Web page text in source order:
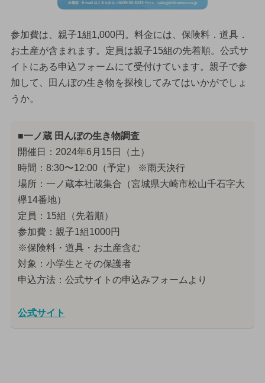
参加費は、親子1組1,000円。料金には、保険料．道具．
お土産が含まれます。定員は親子15組の先着順。公式サ
イトにある申込フォームにて受付けています。親子で参
加して、田んぼの生き物を探検してみてはいかがでしょ
うか。
■一ノ蔵 田んぼの生き物調査
開催日：2024年6月15日（土）
時間：8:30〜12:00（予定） ※雨天決行
場所：一ノ蔵本社蔵集合（宮城県大崎市松山千石字大
欅14番地）
定員：15組（先着順）
参加費：親子1組1000円
※保険料・道具・お土産含む
対象：小学生とその保護者
申込方法：公式サイトの申込みフォームより
公式サイト